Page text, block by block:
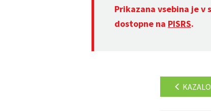
Prikazana vsebina je v
dostopne na PISRS.
KAZALO